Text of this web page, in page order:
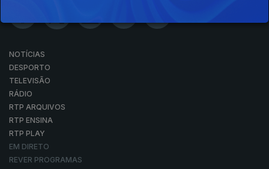
NOTÍCIAS
DESPORTO
TELEVISÃO
RÁDIO
RTP ARQUIVOS
RTP ENSINA
RTP PLAY
EM DIRETO
REVER PROGRAMAS